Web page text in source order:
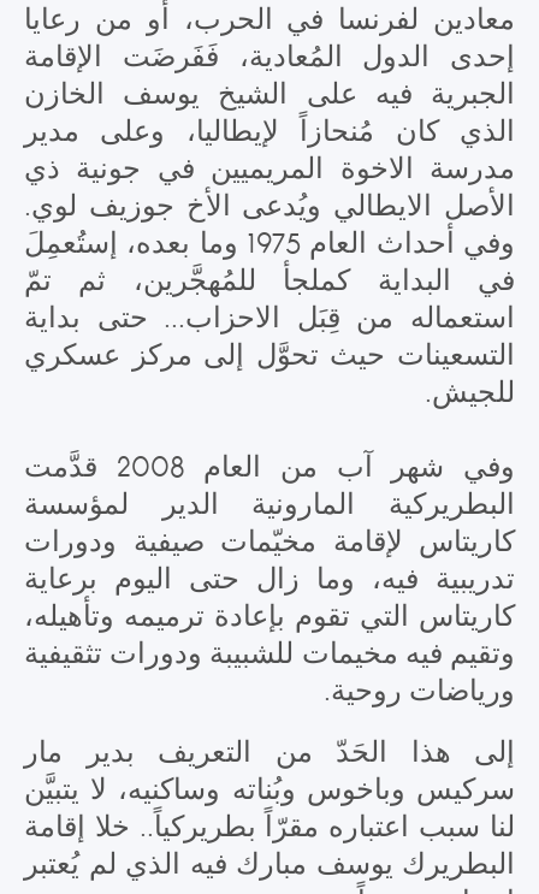
معادين لفرنسا في الحرب، أو من رعايا
إحدى الدول المُعادية، فَفَرضَت الإقامة
الجبرية فيه على الشيخ يوسف الخازن
الذي كان مُنحازاً لإيطاليا، وعلى مدير
مدرسة الاخوة المريميين في جونية ذي
الأصل الايطالي ويُدعى الأخ جوزيف لوي.
وفي أحداث العام 1975 وما بعده، إستُعمِلَ
في البداية كملجأ للمُهجَّرين، ثم تمّ
استعماله من قِبَل الاحزاب... حتى بداية
التسعينات حيث تحوَّل إلى مركز عسكري
للجيش.
وفي شهر آب من العام 2008 قدَّمت
البطريركية المارونية الدير لمؤسسة
كاريتاس لإقامة مخيّمات صيفية ودورات
تدريبية فيه، وما زال حتى اليوم برعاية
كاريتاس التي تقوم بإعادة ترميمه وتأهيله،
وتقيم فيه مخيمات للشبيبة ودورات تثقيفية
ورياضات روحية.
إلى هذا الحَدّ من التعريف بدير مار
سركيس وباخوس وبُناته وساكنيه، لا يتبيَّن
لنا سبب اعتباره مقرّاً بطريركياً.. خلا إقامة
البطريرك يوسف مبارك فيه الذي لم يُعتبر